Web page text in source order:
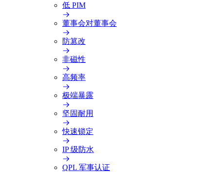
低 PIM
董事会对董事会
防篡改
非磁性
高频率
极端暴露
坚固耐用
快速锁定
IP 级防水
QPL 军事认证